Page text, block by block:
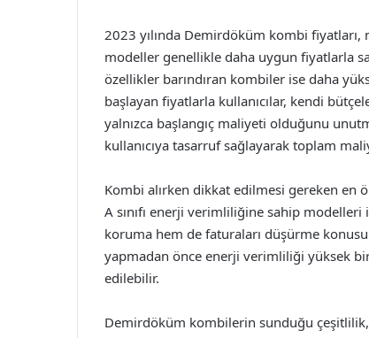
2023 yılında Demirdöküm kombi
modeller genellikle daha uygun fiyatlarla
özellikler barındıran kombiler ise daha
başlayan fiyatlarla kullanıcılar, kendi
yalnızca başlangıç maliyeti olduğunu
kullanıcıya tasarruf sağlayarak toplam
Kombi alırken dikkat edilmesi gereken en
A sınıfı enerji verimliliğine sahip
koruma hem de faturaları düşürme
yapmadan önce enerji verimliliği yüksek
edilebilir.
Demirdöküm kombilerin sunduğu çeşitlilik,